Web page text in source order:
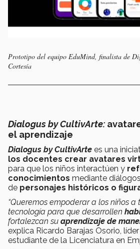
Prototipo del equipo EduMind, finalista de
Cortesía
Dialogus by CultivArte:
el aprendizaje
Dialogus by CultivArte es una
los docentes crear avatares
para que los niños interactúen y
conocimientos mediante
de personajes históricos o
“Queremos empoderar a los niños a
tecnología para que desarrollen
fortalezcan su aprendizaje de
explica Ricardo Barajas Osorio,
estudiante de la Licenciatura en